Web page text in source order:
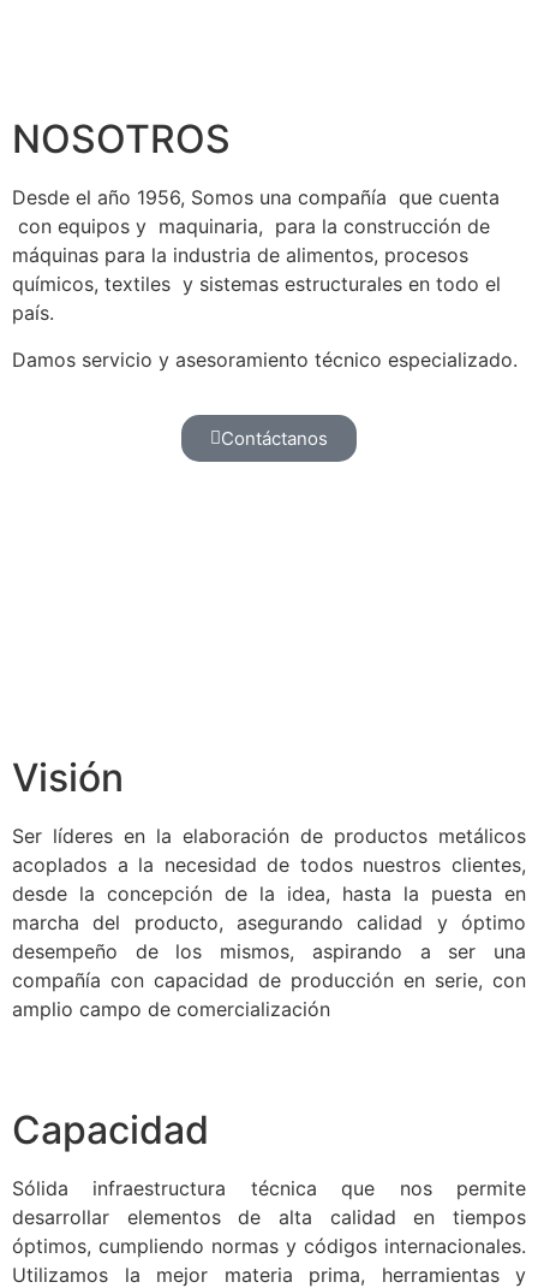
NOSOTROS
Desde el año 1956, Somos una compañía que cuenta
con equipos y maquinaria, para la construcción de
máquinas para la industria de alimentos, procesos
químicos, textiles y sistemas estructurales en todo el
país.
Damos servicio y asesoramiento técnico especializado.
Contáctanos
Visión
Ser líderes en la elaboración de productos metálicos
acoplados a la necesidad de todos nuestros clientes,
desde la concepción de la idea, hasta la puesta en
marcha del producto, asegurando calidad y óptimo
desempeño de los mismos, aspirando a ser una
compañía con capacidad de producción en serie, con
amplio campo de comercialización
Capacidad
Sólida infraestructura técnica que nos permite
desarrollar elementos de alta calidad en tiempos
óptimos, cumpliendo normas y códigos internacionales.
Utilizamos la mejor materia prima, herramientas y